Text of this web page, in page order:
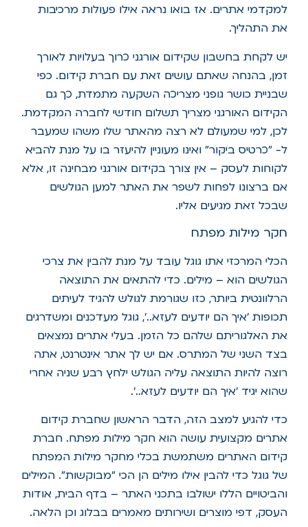
למקדמי אתרים. אז בואו נראה אילו פעולות מרכיבות
את התהליך.
יש לקחת בחשבון שקידום אורגני כרוך בעלויות לאורך
זמן, בהנחה שאתם עושים זאת עם חברת קידום. כפי
שבניית כושר גופני מצריכה השקעה מתמדת, כך גם
הקידום האורגני מצריך תשלום חודשי לחברה המקדמת.
לכן, למי שמעולם לא רצה מהאתר שלו משהו שמעבר
ל- "כרטיס ביקור" ואינו מעוניין להיעזר בו על מנת להביא
לקוחות לעסק – אין צורך בקידום אורגני מבחינה זו, אלא
אם ברצונו לפחות לשפר את האתר למען הגולשים
שבכל זאת מגיעים אליו.
חקר מילות מפתח
הכלי המרכזי אתו גוגל עובד על מנת להבין את צרכי
הגולשים הוא – מילים. כדי להתאים את התוצאה
הרלוונטית ביותר, כזו שגורמת לגולש להגיד לעיתים
תכופות 'איך הם יודעים לעזא..', גוגל מעדכנים ומשדרגים
את האלגוריתם שלהם כל הזמן. בעלי אתרים נמצאים
בצד השני של המתרס. אם יש לך אתר אינטרנט, אתה
רוצה להיות התוצאה עליה הגולש ילחץ רבע שניה אחרי
שהוא יגיד 'איך הם יודעים לעזא..'.
כדי להגיע למצב הזה, הדבר הראשון שחברת קידום
אתרים מקצועית עושה הוא חקר מילות מפתח. חברת
קידום האתרים משתמשת בכלי מחקר מילות המפתח
של גוגל כדי להבין אילו מילים הן הכי "מבוקשות". המילים
והביטויים הללו ישולבו בתכני האתר – בדף הבית, אודות
העסק, דפי מוצרים ושירותים מאמרים בבלוג וכן הלאה.